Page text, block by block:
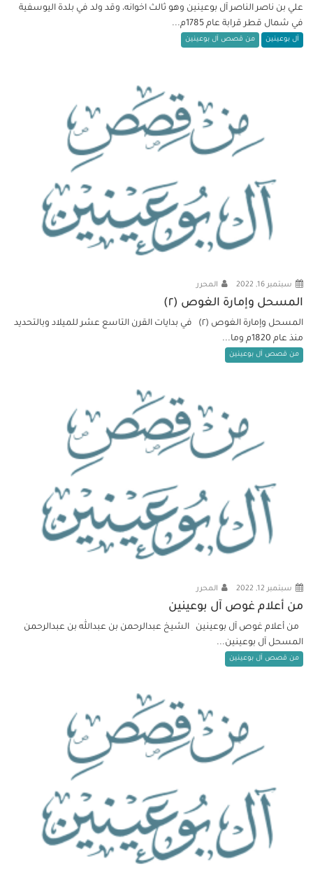
علي بن ناصر الناصر آل بوعينين وهو ثالث اخوانه، وقد ولد في بلدة اليوسفية
في شمال قطر قرابة عام 1785م...
آل بوعينين من قصص آل بوعينين
سبتمبر 16, 2022 المحرر
المسحل وإمارة الغوص (٢)
المسحل وإمارة الغوص (٢) في بدايات القرن التاسع عشر للميلاد وبالتحديد
منذ عام 1820م وما...
من قصص آل بوعينين
سبتمبر 12, 2022 المحرر
من أعلام غوص آل بوعينين
من أعلام غوص آل بوعينين الشيخ عبدالرحمن بن عبدالله بن عبدالرحمن
المسحل آل بوعينين...
من قصص آل بوعينين